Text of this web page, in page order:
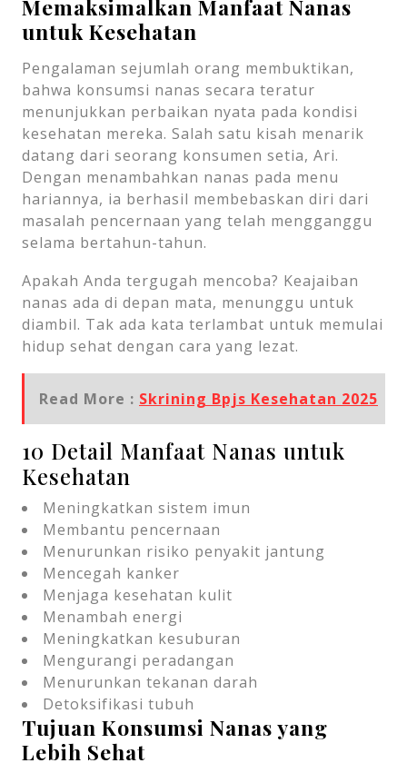
Memaksimalkan Manfaat Nanas
untuk Kesehatan
Pengalaman sejumlah orang membuktikan,
bahwa konsumsi nanas secara teratur
menunjukkan perbaikan nyata pada kondisi
kesehatan mereka. Salah satu kisah menarik
datang dari seorang konsumen setia, Ari.
Dengan menambahkan nanas pada menu
hariannya, ia berhasil membebaskan diri dari
masalah pencernaan yang telah mengganggu
selama bertahun-tahun.
Apakah Anda tergugah mencoba? Keajaiban
nanas ada di depan mata, menunggu untuk
diambil. Tak ada kata terlambat untuk memulai
hidup sehat dengan cara yang lezat.
Read More : Skrining Bpjs Kesehatan 2025
10 Detail Manfaat Nanas untuk
Kesehatan
Meningkatkan sistem imun
Membantu pencernaan
Menurunkan risiko penyakit jantung
Mencegah kanker
Menjaga kesehatan kulit
Menambah energi
Meningkatkan kesuburan
Mengurangi peradangan
Menurunkan tekanan darah
Detoksifikasi tubuh
Tujuan Konsumsi Nanas yang
Lebih Sehat